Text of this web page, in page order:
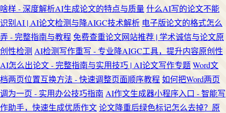
啥样 - 深度解析AI生成论文的特点与质量什么AI写的论文不能
识别AI | AI论文检测与降AIGC技术解析 电子版论文的格式怎么
弄 - 完整指南与教程 免费查重论文网站推荐 | 学术诚信与论文原
创性检测 AI检测写作重写 - 专业降AIGC工具，提升内容原创性
AI怎么出论文 - 完整指南与实用技巧 | AI论文写作专题Word文
档两页位置互换方法 - 快速调整页面顺序教程 如何把Word两页
调为一页 - 实用办公技巧指南 AI作文生成器小程序入口 - 智能写
作助手，快速生成优质作文论文降重后绿色标记怎么去掉？原